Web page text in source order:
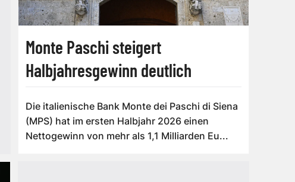
Monte Paschi steigert
Halbjahresgewinn deutlich
Die italienische Bank Monte dei Paschi di Siena
(MPS) hat im ersten Halbjahr 2026 einen
Nettogewinn von mehr als 1,1 Milliarden Eu...